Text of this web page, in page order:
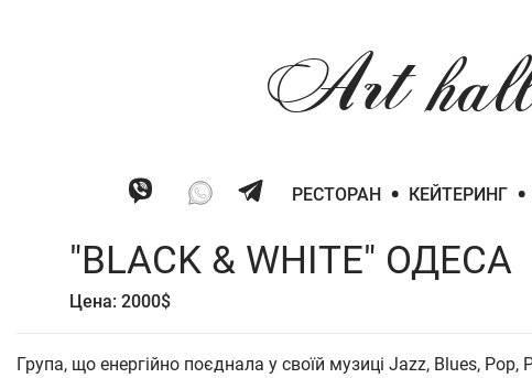
Art
РЕСТОРАН • КЕЙТЕРИНГ •
"BLACK & WHITE" ОДЕСА
Цена: 2000$
Група, що енергійно поєднала у своїй музиці Jazz, Blues, Pop,